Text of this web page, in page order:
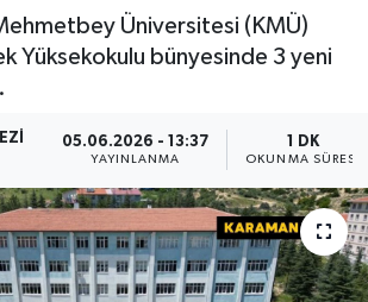
Üniversitesi (KMÜ)
Yüksekokulu bünyesinde 3 yeni
05.06.2026 - 13:37
YAYINLANMA
1 DK
OKUNMA SÜRESI